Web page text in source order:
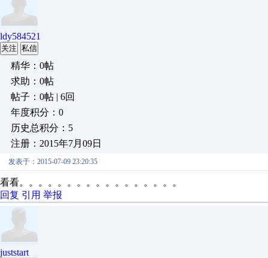
ldy584521
关注 私信
精华：0帖
求助：0帖
帖子：0帖 | 6回
年度积分：0
历史总积分：5
注册：2015年7月09日
发表于：2015-07-09 23:20:35
看看。。。。。。。。。。。。。。。。。
回复 引用 举报
juststart